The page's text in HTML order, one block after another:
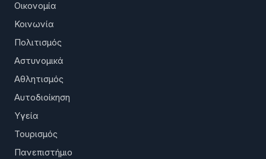
Οικονομία
Κοινωνία
Πολιτισμός
Αστυνομικά
Αθλητισμός
Αυτοδιοίκηση
Υγεία
Τουρισμός
Πανεπιστήμιο